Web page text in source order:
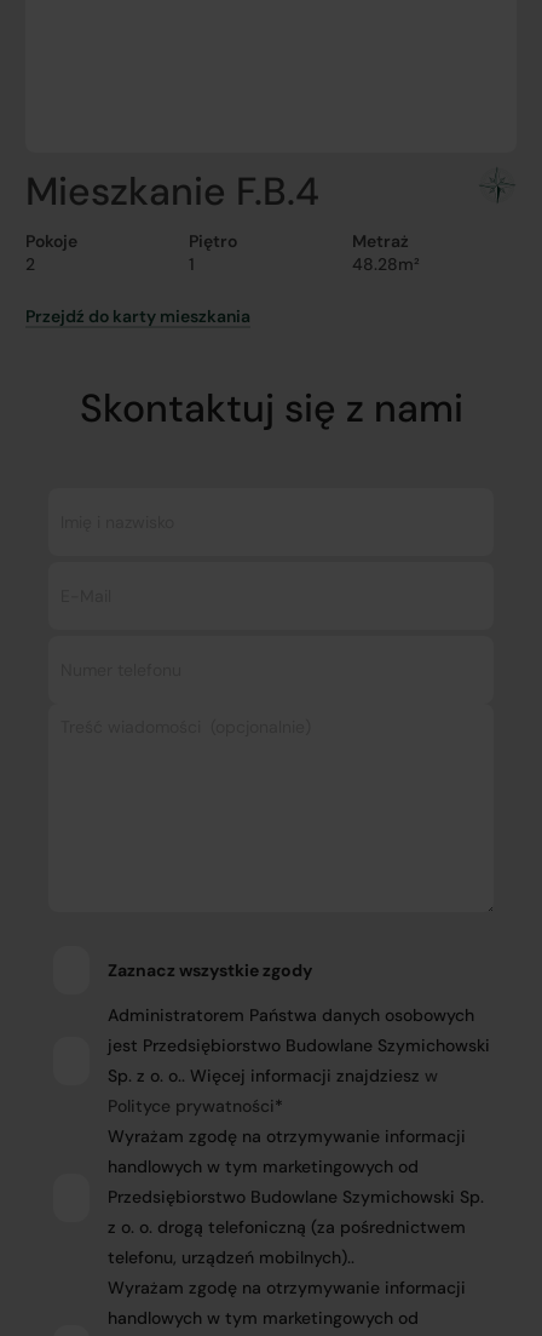
Mieszkanie F.B.4
Pokoje
2
Piętro
1
Metraż
48.28m²
Przejdź do karty mieszkania
Skontaktuj się z nami
Zaznacz wszystkie zgody
Administratorem Państwa danych osobowych
jest Przedsiębiorstwo Budowlane Szymichowski
Sp. z o. o.. Więcej informacji znajdziesz w
Polityce prywatności*
Wyrażam zgodę na otrzymywanie informacji
handlowych w tym marketingowych od
Przedsiębiorstwo Budowlane Szymichowski Sp.
z o. o. drogą telefoniczną (za pośrednictwem
telefonu, urządzeń mobilnych)..
Wyrażam zgodę na otrzymywanie informacji
handlowych w tym marketingowych od